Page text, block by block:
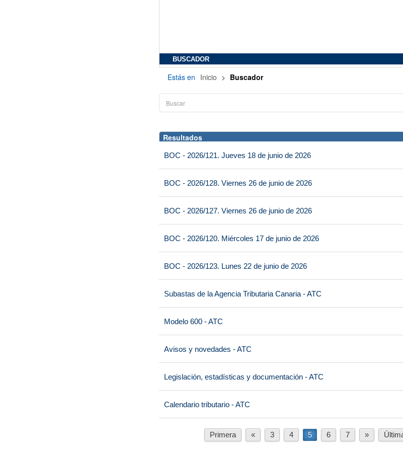
BUSCADOR
Estás en Inicio > Buscador
Resultados
BOC - 2026/121. Jueves 18 de junio de 2026
BOC - 2026/128. Viernes 26 de junio de 2026
BOC - 2026/127. Viernes 26 de junio de 2026
BOC - 2026/120. Miércoles 17 de junio de 2026
BOC - 2026/123. Lunes 22 de junio de 2026
Subastas de la Agencia Tributaria Canaria - ATC
Modelo 600 - ATC
Avisos y novedades - ATC
Legislación, estadísticas y documentación - ATC
Calendario tributario - ATC
Primera « 3 4 5 6 7 »